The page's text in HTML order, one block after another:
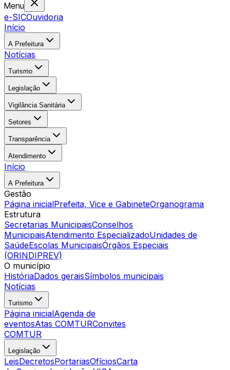
Menu
e-SICOuvidoria
Início
A Prefeitura
Notícias
Turismo
Legislação
Vigilância Sanitária
Setores
Transparência
Atendimento
Início
A Prefeitura
Gestão
Página inicialPrefeita, Vice e GabineteOrganograma
Estrutura
Secretarias MunicipaisConselhos
MunicipaisAtendimento EspecializadoUnidades de
SaúdeEscolas MunicipaisÓrgãos Especiais
(ORINDIPREV)
O município
HistóriaDados geraisSímbolos municipais
Notícias
Turismo
Página inicialAgenda de
eventosAtas COMTURConvites
COMTUR
Legislação
LeisDecretosPortariasOfíciosCarta